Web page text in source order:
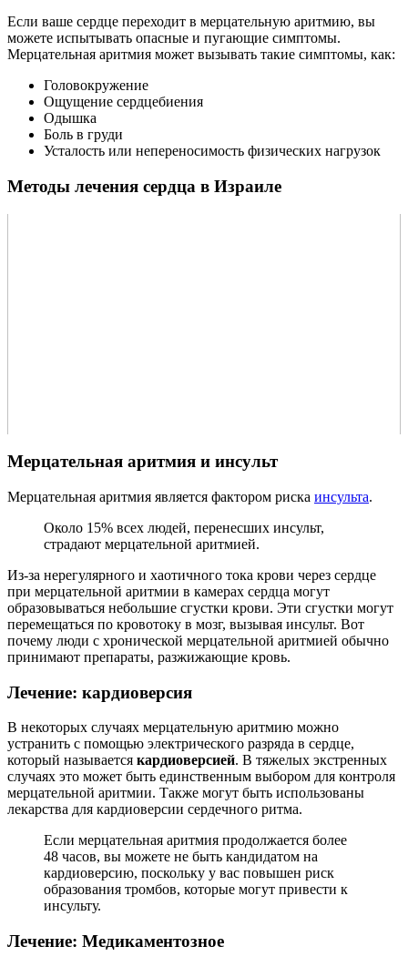
Если ваше сердце переходит в мерцательную аритмию, вы
можете испытывать опасные и пугающие симптомы.
Мерцательная аритмия может вызывать такие симптомы, как:
Головокружение
Ощущение сердцебиения
Одышка
Боль в груди
Усталость или непереносимость физических нагрузок
Методы лечения сердца в Израиле
Мерцательная аритмия и инсульт
Мерцательная аритмия является фактором риска инсульта.
Около 15% всех людей, перенесших инсульт,
страдают мерцательной аритмией.
Из-за нерегулярного и хаотичного тока крови через сердце
при мерцательной аритмии в камерах сердца могут
образовываться небольшие сгустки крови. Эти сгустки могут
перемещаться по кровотоку в мозг, вызывая инсульт. Вот
почему люди с хронической мерцательной аритмией обычно
принимают препараты, разжижающие кровь.
Лечение: кардиоверсия
В некоторых случаях мерцательную аритмию можно
устранить с помощью электрического разряда в сердце,
который называется кардиоверсией. В тяжелых экстренных
случаях это может быть единственным выбором для контроля
мерцательной аритмии. Также могут быть использованы
лекарства для кардиоверсии сердечного ритма.
Если мерцательная аритмия продолжается более
48 часов, вы можете не быть кандидатом на
кардиоверсию, поскольку у вас повышен риск
образования тромбов, которые могут привести к
инсульту.
Лечение: Медикаментозное